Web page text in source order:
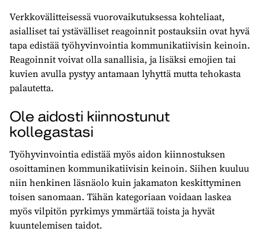
Verkkovälitteisessä vuorovaikutuksessa kohteliaat,
asialliset tai ystävälliset reagoinnit postauksiin ovat hyvä
tapa edistää työhyvinvointia kommunikatiivisin keinoin.
Reagoinnit voivat olla sanallisia, ja lisäksi emojien tai
kuvien avulla pystyy antamaan lyhyttä mutta tehokasta
palautetta.
Ole aidosti kiinnostunut
kollegastasi
Työhyvinvointia edistää myös aidon kiinnostuksen
osoittaminen kommunikatiivisin keinoin. Siihen kuuluu
niin henkinen läsnäolo kuin jakamaton keskittyminen
toisen sanomaan. Tähän kategoriaan voidaan laskea
myös vilpitön pyrkimys ymmärtää toista ja hyvät
kuuntelemisen taidot.